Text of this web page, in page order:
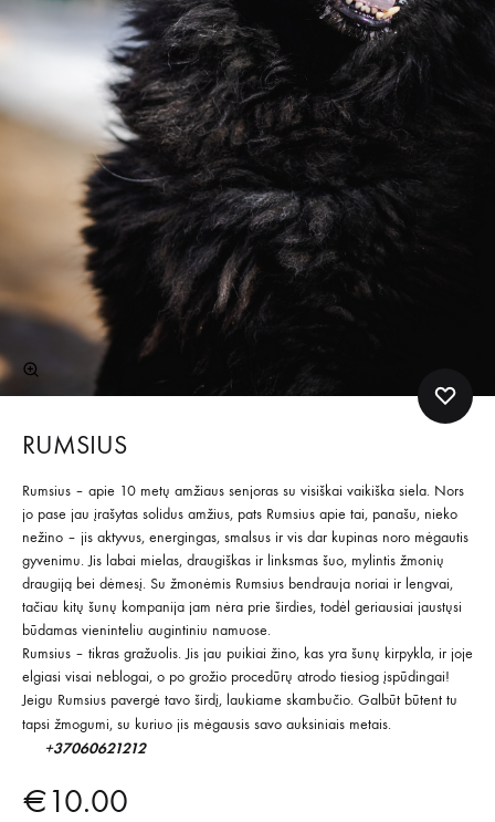
RUMSIUS
Rumsius – apie 10 metų amžiaus senjoras su visiškai vaikiška siela. Nors
jo pase jau įrašytas solidus amžius, pats Rumsius apie tai, panašu, nieko
nežino – jis aktyvus, energingas, smalsus ir vis dar kupinas noro mėgautis
gyvenimu. Jis labai mielas, draugiškas ir linksmas šuo, mylintis žmonių
draugiją bei dėmesį. Su žmonėmis Rumsius bendrauja noriai ir lengvai,
tačiau kitų šunų kompanija jam nėra prie širdies, todėl geriausiai jaustųsi
būdamas vieninteliu augintiniu namuose.
Rumsius – tikras gražuolis. Jis jau puikiai žino, kas yra šunų kirpykla, ir joje
elgiasi visai neblogai, o po grožio procedūrų atrodo tiesiog įspūdingai!
Jeigu Rumsius pavergė tavo širdį, laukiame skambučio. Galbūt būtent tu
tapsi žmogumi, su kuriuo jis mėgausis savo auksiniais metais.
+37060621212
€10.00